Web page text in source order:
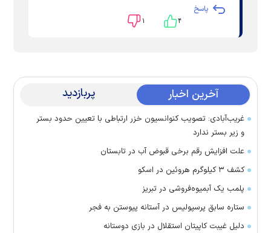
پاسخ
۴ ۱
آخرین اخبار پربازدید
غریب‌آبادی: تصویب کنوانسیون خزر ارتباطی با تعیین حدود بستر
و زیر بستر ندارد
علت افزایش رقم برخی قبوض آب در تابستان
کشف ۳ کیلوگرم هروئین در اسکو
پلمب یک آبمیوه‌فروشی در تبریز
ستاره سابق پرسپولیس در آستانه پیوستن به فجر
دلیل غیبت کاپیتان استقلال در بازی دوستانه